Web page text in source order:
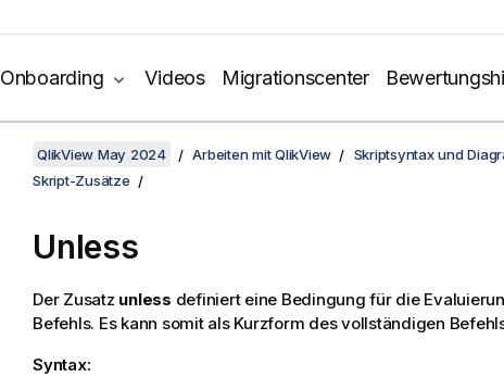
Onboarding Videos Migrationscenter
QlikView May 2024 Arbeiten mit QlikView Skriptsyntax und
Skript-Zusätze
Unless
Der Zusatz unless definiert eine Bedingung für die
Befehls. Es kann somit als Kurzform des vollständigen
Syntax: